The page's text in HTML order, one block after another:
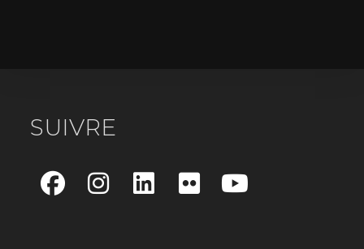
SUIVRE